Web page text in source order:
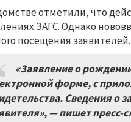
отметили, что
ЗАГС. Однако
посещения заявителей.
«Заявление о
форме, с
Сведения о
— пишет пресс-